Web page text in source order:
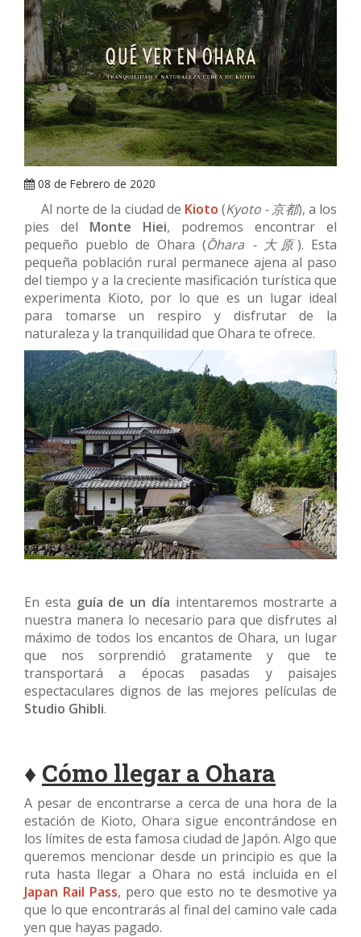
08 de Febrero de 2020
Al norte de la ciudad de Kioto (Kyoto - 京都), a los
pies del Monte Hiei, podremos encontrar el
pequeño pueblo de Ohara (Ōhara - 大原). Esta
pequeña población rural permanece ajena al paso
del tiempo y a la creciente masificación turística que
experimenta Kioto, por lo que es un lugar ideal
para tomarse un respiro y disfrutar de la
naturaleza y la tranquilidad que Ohara te ofrece.
En esta guía de un día intentaremos mostrarte a
nuestra manera lo necesario para que disfrutes al
máximo de todos los encantos de Ohara, un lugar
que nos sorprendió gratamente y que te
transportará a épocas pasadas y paisajes
espectaculares dignos de las mejores películas de
Studio Ghibli.
♦ Cómo llegar a Ohara
A pesar de encontrarse a cerca de una hora de la
estación de Kioto, Ohara sigue encontrándose en
los límites de esta famosa ciudad de Japón. Algo que
queremos mencionar desde un principio es que la
ruta hasta llegar a Ohara no está incluida en el
Japan Rail Pass, pero que esto no te desmotive ya
que lo que encontrarás al final del camino vale cada
yen que hayas pagado.